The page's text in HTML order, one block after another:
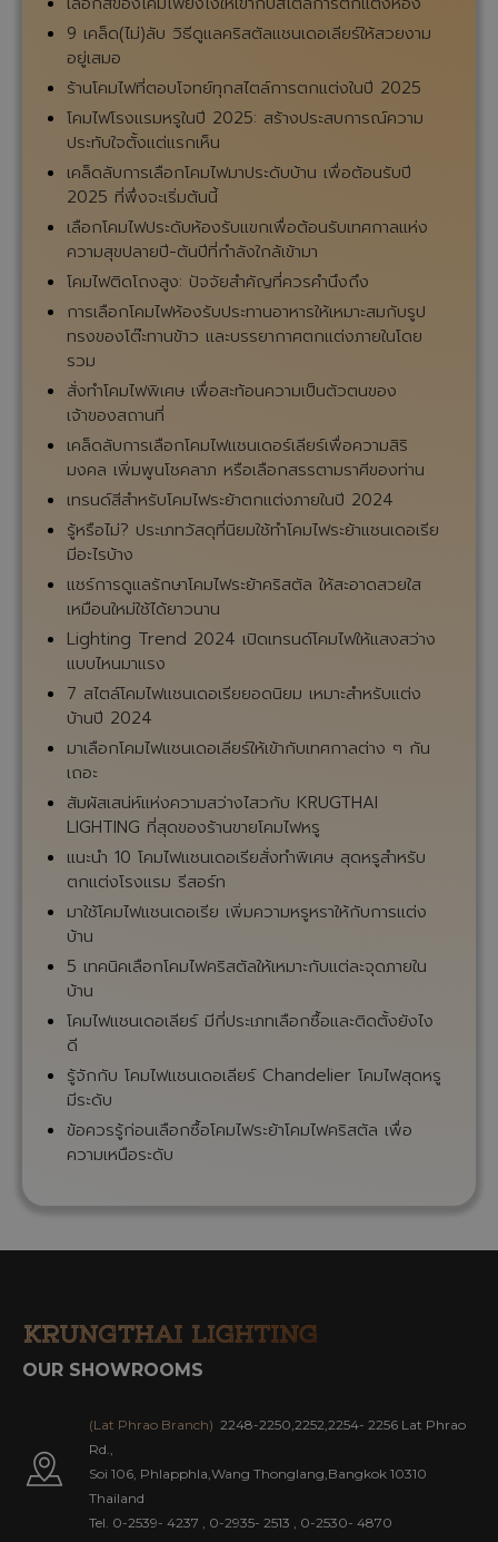
9 เคล็ด(ไม่)ลับ วิธีดูแลคริสตัลแชนเดอเลียร์ให้สวยงาม
อยู่เสมอ
ร้านโคมไฟที่ตอบโจทย์ทุกสไตล์การตกแต่งในปี 2025
โคมไฟโรงแรมหรูในปี 2025: สร้างประสบการณ์ความ
ประทับใจตั้งแต่แรกเห็น
เคล็ดลับการเลือกโคมไฟมาประดับบ้าน เพื่อต้อนรับปี
2025 ที่พึ่งจะเริ่มต้นนี้
เลือกโคมไฟประดับห้องรับแขกเพื่อต้อนรับเทศกาลแห่ง
ความสุขปลายปี-ต้นปีที่กำลังใกล้เข้ามา
โคมไฟติดโถงสูง: ปัจจัยสำคัญที่ควรคำนึงถึง
การเลือกโคมไฟห้องรับประทานอาหารให้เหมาะสมกับรูป
ทรงของโต๊ะทานข้าว และบรรยากาศตกแต่งภายในโดย
รวม
สั่งทำโคมไฟพิเศษ เพื่อสะท้อนความเป็นตัวตนของ
เจ้าของสถานที่
เคล็ดลับการเลือกโคมไฟแชนเดอร์เลียร์เพื่อความสิริ
มงคล เพิ่มพูนโชคลาภ หรือเลือกสรรตามราศีของท่าน
เทรนด์สีสำหรับโคมไฟระย้าตกแต่งภายในปี 2024
รู้หรือไม่? ประเภทวัสดุที่นิยมใช้ทำโคมไฟระย้าแชนเดอเรีย
มีอะไรบ้าง
แชร์การดูแลรักษาโคมไฟระย้าคริสตัล ให้สะอาดสวยใส
เหมือนใหม่ใช้ได้ยาวนาน
Lighting Trend 2024 เปิดเทรนด์โคมไฟให้แสงสว่าง
แบบไหนมาแรง
7 สไตล์โคมไฟแชนเดอเรียยอดนิยม เหมาะสำหรับแต่ง
บ้านปี 2024
มาเลือกโคมไฟแชนเดอเลียร์ให้เข้ากับเทศกาลต่าง ๆ กัน
เถอะ
สัมผัสเสน่ห์แห่งความสว่างไสวกับ KRUGTHAI
LIGHTING ที่สุดของร้านขายโคมไฟหรู
แนะนำ 10 โคมไฟแชนเดอเรียสั่งทำพิเศษ สุดหรูสำหรับ
ตกแต่งโรงแรม รีสอร์ท
มาใช้โคมไฟแชนเดอเรีย เพิ่มความหรูหราให้กับการแต่ง
บ้าน
5 เทคนิคเลือกโคมไฟคริสตัลให้เหมาะกับแต่ละจุดภายใน
บ้าน
โคมไฟแชนเดอเลียร์ มีกี่ประเภทเลือกซื้อและติดตั้งยังไง
ดี
รู้จักกับ โคมไฟแชนเดอเลียร์ Chandelier โคมไฟสุดหรู
มีระดับ
ข้อควรรู้ก่อนเลือกซื้อโคมไฟระย้าโคมไฟคริสตัล เพื่อ
ความเหนือระดับ
OUR SHOWROOMS
(Lat Phrao Branch) 2248-2250,2252,2254- 2256 Lat Phrao
Rd.,
Soi 106, Phlapphla,Wang Thonglang,Bangkok 10310
Thailand
Tel. 0-2539- 4237 , 0-2935- 2513 , 0-2530- 4870